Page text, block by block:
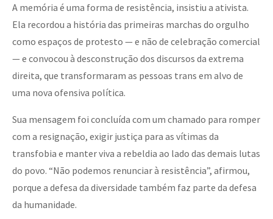
A memória é uma forma de resistência, insistiu a ativista.
Ela recordou a história das primeiras marchas do orgulho
como espaços de protesto — e não de celebração comercial
— e convocou à desconstrução dos discursos da extrema
direita, que transformaram as pessoas trans em alvo de
uma nova ofensiva política.
Sua mensagem foi concluída com um chamado para romper
com a resignação, exigir justiça para as vítimas da
transfobia e manter viva a rebeldia ao lado das demais lutas
do povo. “Não podemos renunciar à resistência”, afirmou,
porque a defesa da diversidade também faz parte da defesa
da humanidade.